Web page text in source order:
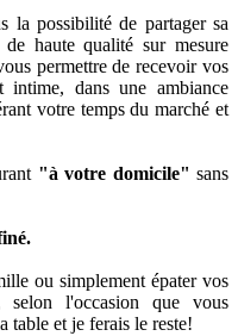
la possibilité de partager sa
haute qualité sur mesure
permettre de recevoir vos
intime, dans une ambiance
votre temps du marché et
"à votre domicile" sans
ou simplement épater vos
selon l'occasion que vous
table et je ferais le reste!